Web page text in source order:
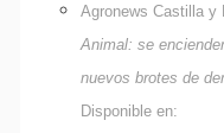
Agronews Castilla y
Animal: se
nuevos brotes de
Disponible en: